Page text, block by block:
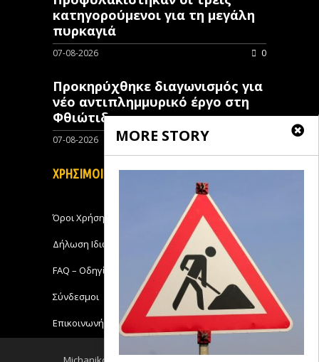
MORE STORY
κατηγορούμενοι για τη μεγάλη
πυρκαγιά
07-08-2026 0
Προκηρύχθηκε διαγωνισμός για
νέo αντιπλημμυρικό έργο στη
Φθιώτιδα
07-08-2026
ΧΡΗΣΙΜΟΙ ΣΥΝΔΕΣΜΟΙ
Όροι Χρήσης
Δήλωση Ιδιωτικότητας
FAQ – Οδηγίες Χρήσης
Σύνδεσμοι
Επικοινωνήστε με το Michanikos-Online
Michanikos-Online 2018 - All Rights Reserved